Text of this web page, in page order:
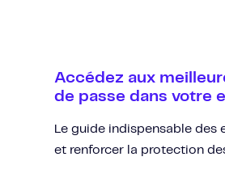
Accédez aux
de passe dans votre
Le guide indispensable des
et renforcer la protection